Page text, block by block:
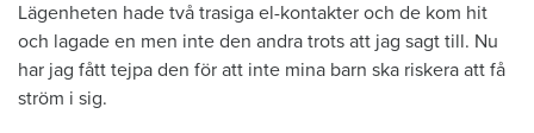
Lägenheten hade två trasiga el-kontakter och de kom hit
och lagade en men inte den andra trots att jag sagt till. Nu
har jag fått tejpa den för att inte mina barn ska riskera att få
ström i sig.